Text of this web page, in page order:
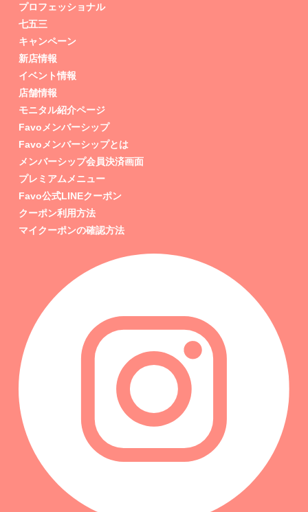
プロフェッショナル
七五三
キャンペーン
新店情報
イベント情報
店舗情報
モニタル紹介ページ
Favoメンバーシップ
Favoメンバーシップとは
メンバーシップ会員決済画面
プレミアムメニュー
Favo公式LINEクーポン
クーポン利用方法
マイクーポンの確認方法